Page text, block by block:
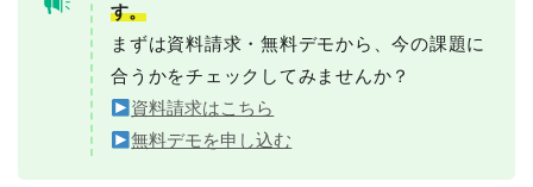
す。
まずは資料請求・無料デモから、今の課題に
合うかをチェックしてみませんか？
資料請求はこちら
無料デモを申し込む